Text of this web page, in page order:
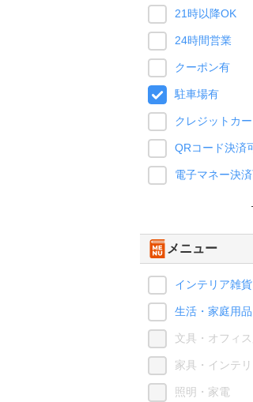
21時以降OK
24時間営業
クーポン有
駐車場有
クレジットカ
QRコード決済
電子マネー決
メニュー
インテリア雑貨
生活・家庭用品
文具・オフィ
家具・インテ
照明・家電